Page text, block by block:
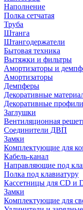
Наполнение
Полка сетчатая
Труба
Штанга
Штангодержатели
Бытовая техника
Вытяжки и фильтры
Амортизаторы и
Амортизаторы
Демпферы
Декоративные
Декоративные профили
Заглушки
Вентиляционная
Соединители ДВП
Замки
Комплектующие для
Кабель-канал
Направляющие под
Полка под клавиатуру
Кассетницы для CD и
Замки
Комплектующие для